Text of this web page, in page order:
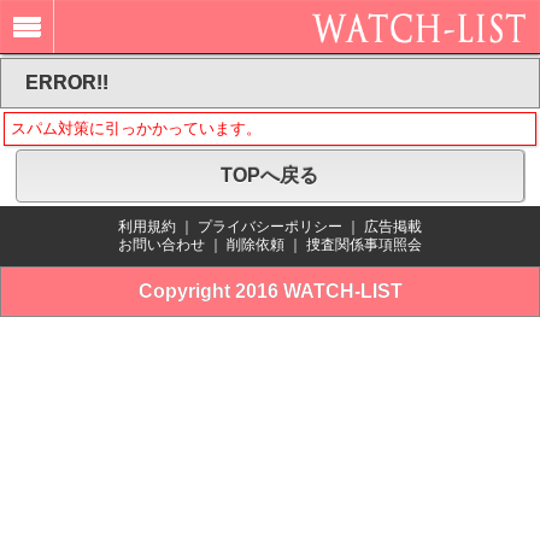
ERROR!!
スパム対策に引っかかっています。
TOPへ戻る
利用規約 プライバシーポリシー
広告掲載
お問い合わせ
削除依頼 捜査関係事項照会
Copyright 2016 WATCH-LIST